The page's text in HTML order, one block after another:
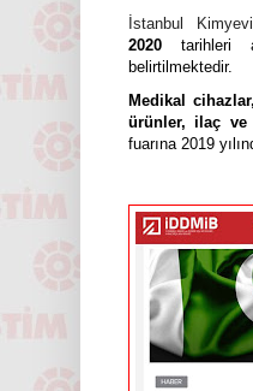
İstanbul
2020 tarihleri
belirtilmektedir.
Medikal
ürünler, ilaç ve
fuarına 2019